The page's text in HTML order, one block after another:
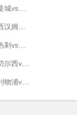
场录像
场录像
全场录像
全场录像
全场录像